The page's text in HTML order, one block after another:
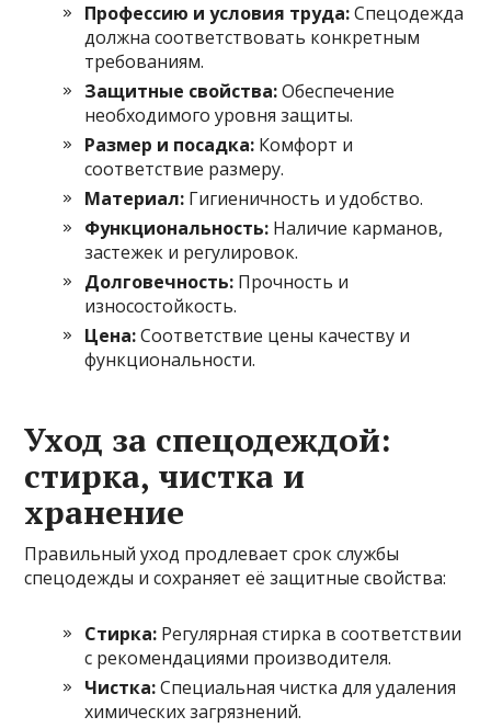
Профессию и условия труда:Спецодежда
должна соответствовать конкретным
требованиям.
Защитные свойства:Обеспечение
необходимого уровня защиты.
Размер и посадка: Комфорт и
соответствие размеру.
Материал: Гигиеничность и удобство.
Функциональность: Наличие карманов,
застежек и регулировок.
Долговечность: Прочность и
износостойкость.
Цена:Соответствие цены качеству и
функциональности.
Уход за спецодеждой:
стирка, чистка и
хранение
Правильный уход продлевает срок службы
спецодежды и сохраняет её защитные свойства:
Стирка: Регулярная стирка в соответствии
с рекомендациями производителя.
Чистка:Специальная чистка для удаления
химических загрязнений.